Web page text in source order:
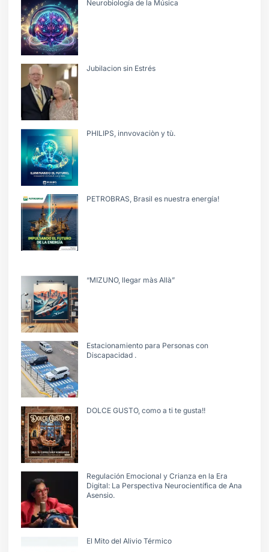
Neurobiología de la Música
Jubilacion sin Estrés
PHILIPS, innvovaciòn y tù.
PETROBRAS, Brasil es nuestra energía!
“MIZUNO, llegar màs Allà”
Estacionamiento para Personas con
Discapacidad .
DOLCE GUSTO, como a ti te gusta!!
Regulación Emocional y Crianza en la Era
Digital: La Perspectiva Neurocientífica de Ana
Asensio.
El Mito del Alivio Térmico